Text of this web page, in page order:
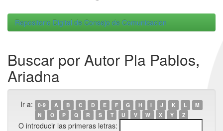
Repositorio Digital de Consejo de Comunicacion
Buscar por Autor Pla Pablos,
Ariadna
Ir a: 0-9 A B C D E F G H I J K L
M
N
O P Q R S T U V W X Y Z
O introducir las primeras letras: